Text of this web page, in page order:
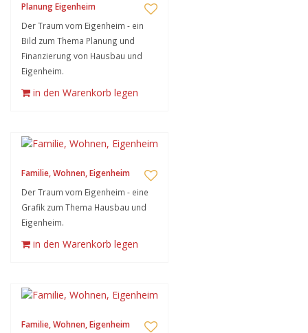
Planung Eigenheim
Der Traum vom Eigenheim - ein
Bild zum Thema Planung und
Finanzierung von Hausbau und
Eigenheim.
in den Warenkorb legen
Familie, Wohnen, Eigenheim
Der Traum vom Eigenheim - eine
Grafik zum Thema Hausbau und
Eigenheim.
in den Warenkorb legen
Familie, Wohnen, Eigenheim